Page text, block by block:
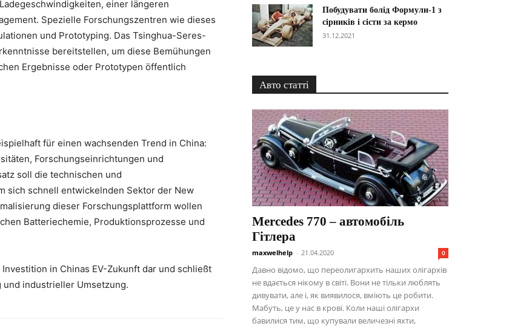
einer längeren
Spezielle Forschungszentren wie dieses
und Prototyping. Das Tsinghua-Seres-
bereitstellen, um diese Bemühungen
Ergebnisse oder Prototypen öffentlich
für einen wachsenden Trend in China:
Forschungseinrichtungen und
soll die technischen und
sich schnell entwickelnden Sektor der New
dieser Forschungsplattform wollen
Batteriechemie, Produktionsprozesse und
in Chinas EV-Zukunft dar und schließt
und industrieller Umsetzung.
Побудувати болід Формули-1 з
сірників і сісти за кермо
31.12.2021
Авто статті
Меrcedes 770 – автомобіль
Гітлера
maxwelhelp - 21.04.2020 0
Давно відомо, що переолигархить наших олігархів
не вдається нікому в світі. Вони не тільки люблять
дивувати, але і, як виявилося, вміють це робити.
Мабуть, це у нас в крові. Коли наші олігархи
бавилися тим, що купували величезні яхти,